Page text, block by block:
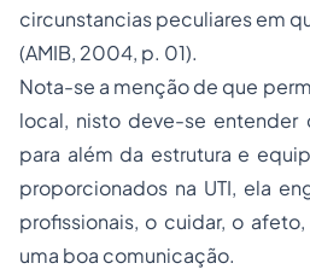
circunstancias peculiares em
(AMIB, 2004, p. 01).
Nota-se a menção de que
local, nisto deve-se entender
para além da estrutura e
proporcionados na UTI, ela
profissionais, o cuidar, o
uma boa comunicação.